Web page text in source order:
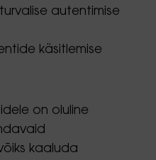
autentimise
käsitlemise
on oluline
kaaluda